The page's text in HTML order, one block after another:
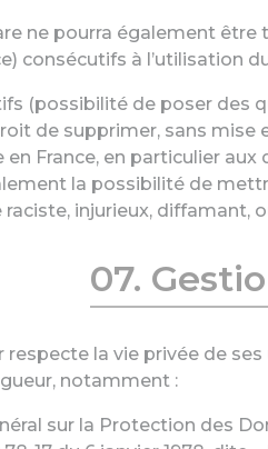
ne pourra également
consécutifs à l’utilisation
(possibilité de poser des
de supprimer, sans
France, en particulier
la possibilité de
raciste, injurieux,
07.
respecte la vie privée de
notamment :
sur la Protection des